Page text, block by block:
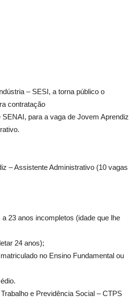
– SESI, a torna público o
contratação
para a vaga de Jovem Aprendiz
– Assistente Administrativo (10 vagas
23 anos incompletos (idade que lhe
24 anos);
no Ensino Fundamental ou
e Previdência Social – CTPS